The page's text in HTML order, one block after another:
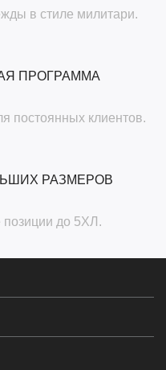
в стиле милитари.
ПРОГРАММА
постоянных клиентов.
РАЗМЕРОВ
до 5ХЛ.